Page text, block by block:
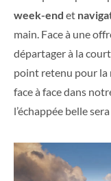
week-end et
main. Face à une
départager à la
point retenu pour la
face à face dans
l’échappée belle